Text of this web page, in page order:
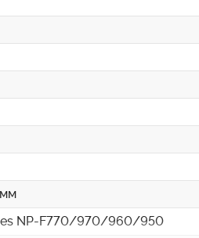
NP-F770/970/960/950